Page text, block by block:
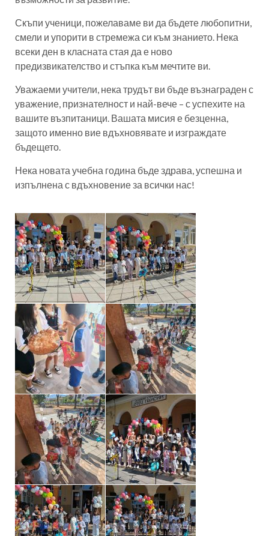
Скъпи ученици, пожелаваме ви да бъдете любопитни,
смели и упорити в стремежа си към знанието. Нека
всеки ден в класната стая да е ново
предизвикателство и стъпка към мечтите ви.
Уважаеми учители, нека трудът ви бъде възнаграден с
уважение, признателност и най-вече – с успехите на
вашите възпитаници. Вашата мисия е безценна,
защото именно вие вдъхновявате и изграждате
бъдещето.
Нека новата учебна година бъде здрава, успешна и
изпълнена с вдъхновение за всички нас!